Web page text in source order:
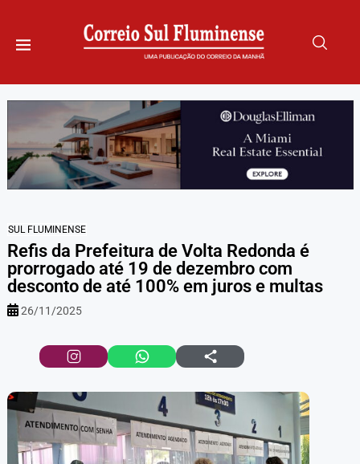
SUL FLUMINENSE
Refis da Prefeitura de Volta Redonda é
prorrogado até 19 de dezembro com
desconto de até 100% em juros e multas
26/11/2025